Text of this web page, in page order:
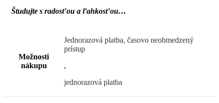
Študujte s radosťou a ľahkosťou…
Možnosti
nákupu
Jednorazová platba, časovo neobmedzený
prístup
,
jednorazová platba